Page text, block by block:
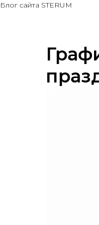
Блог сайта STERUM